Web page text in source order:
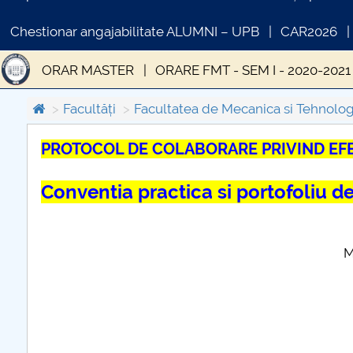
Chestionar angajabilitate ALUMNI – UPB CAR2026
ORAR MASTER ORARE FMT - SEM I - 2020-2021
Indrumare studenti-fmt Oportunități Erasmus
Oportunitati cariera Finalizare studii
Facultăți
Facultatea de Mecanica si
PROTOCOL DE COLABORARE PRIVIND
Conventia practica si portofoliu
Modificat